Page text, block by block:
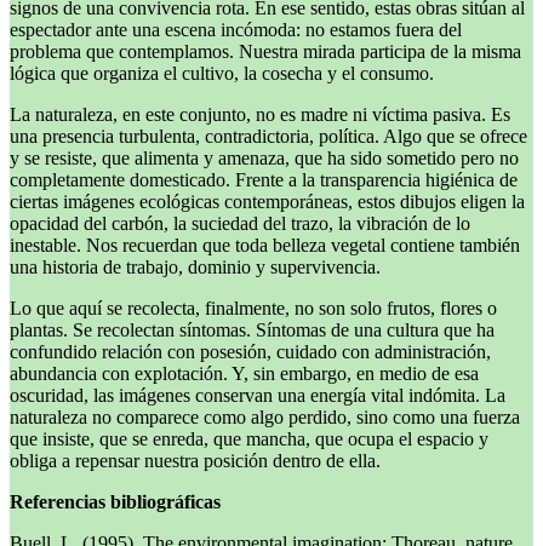
signos de una convivencia rota. En ese sentido, estas obras sitúan al
espectador ante una escena incómoda: no estamos fuera del
problema que contemplamos. Nuestra mirada participa de la misma
lógica que organiza el cultivo, la cosecha y el consumo.
La naturaleza, en este conjunto, no es madre ni víctima pasiva. Es
una presencia turbulenta, contradictoria, política. Algo que se ofrece
y se resiste, que alimenta y amenaza, que ha sido sometido pero no
completamente domesticado. Frente a la transparencia higiénica de
ciertas imágenes ecológicas contemporáneas, estos dibujos eligen la
opacidad del carbón, la suciedad del trazo, la vibración de lo
inestable. Nos recuerdan que toda belleza vegetal contiene también
una historia de trabajo, dominio y supervivencia.
Lo que aquí se recolecta, finalmente, no son solo frutos, flores o
plantas. Se recolectan síntomas. Síntomas de una cultura que ha
confundido relación con posesión, cuidado con administración,
abundancia con explotación. Y, sin embargo, en medio de esa
oscuridad, las imágenes conservan una energía vital indómita. La
naturaleza no comparece como algo perdido, sino como una fuerza
que insiste, que se enreda, que mancha, que ocupa el espacio y
obliga a repensar nuestra posición dentro de ella.
Referencias bibliográficas